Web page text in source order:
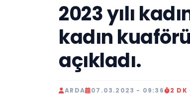
2023 yılı
kadın
açıkladı.
ARDA 07.03.2023 - 09:36 2 DK